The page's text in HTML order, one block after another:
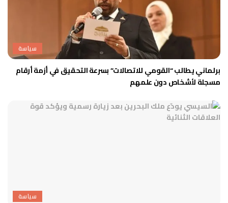
سياسة
برلماني يطالب “القومي للاتصالات” بسرعة التحقيق في أزمة أرقام
مسجلة لأشخاص دون علمهم
سياسة